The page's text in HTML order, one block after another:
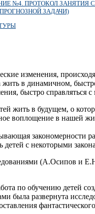
№4. ПРОТОКОЛ ЗАНЯТИЯ С
ЗАДАЧИ)
изменения,
жить в динамичном,
быстро справляться
жить в будущем, о
воплощение в нашей
закономерности
детей с некоторыми
(А.Осипов и
по обучению детей
была развернута